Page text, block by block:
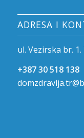
ADRESA I
ul. Vezirska br.
+387 30 518 138